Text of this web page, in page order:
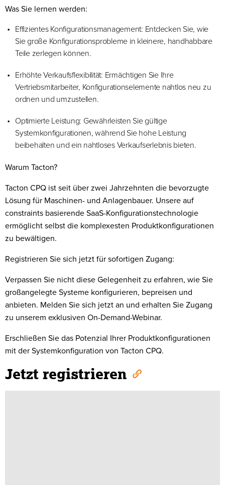
Was Sie lernen werden:
Effizientes Konfigurationsmanagement: Entdecken Sie, wie
Sie große Konfigurationsprobleme in kleinere, handhabbare
Teile zerlegen können.
Erhöhte Verkaufsflexibilität: Ermächtigen Sie Ihre
Vertriebsmitarbeiter, Konfigurationselemente nahtlos neu zu
ordnen und umzustellen.
Optimierte Leistung: Gewährleisten Sie gültige
Systemkonfigurationen, während Sie hohe Leistung
beibehalten und ein nahtloses Verkaufserlebnis bieten.
Warum Tacton?
Tacton CPQ ist seit über zwei Jahrzehnten die bevorzugte
Lösung für Maschinen- und Anlagenbauer. Unsere auf
constraints basierende SaaS-Konfigurationstechnologie
ermöglicht selbst die komplexesten Produktkonfigurationen
zu bewältigen.
Registrieren Sie sich jetzt für sofortigen Zugang:
Verpassen Sie nicht diese Gelegenheit zu erfahren, wie Sie
großangelegte Systeme konfigurieren, bepreisen und
anbieten. Melden Sie sich jetzt an und erhalten Sie Zugang
zu unserem exklusiven On-Demand-Webinar.
Erschließen Sie das Potenzial Ihrer Produktkonfigurationen
mit der Systemkonfiguration von Tacton CPQ.
Jetzt registrieren